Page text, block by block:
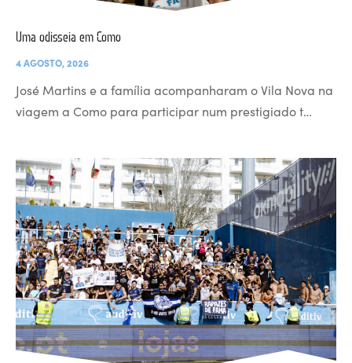
Uma odisseia em Como
4 AGOSTO, 2026
José Martins e a família acompanharam o Vila Nova na
viagem a Como para participar num prestigiado t…